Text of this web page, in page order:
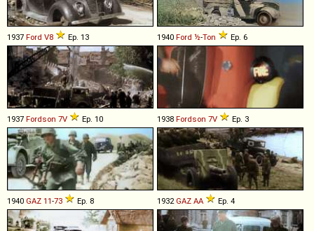
1937 Ford V8 Ep. 13 1940 Ford ½-Ton Ep. 6
1937 Fordson 7V Ep. 10 1938 Fordson 7V Ep. 3
1940 GAZ 11-73 Ep. 8 1932 GAZ AA Ep. 4